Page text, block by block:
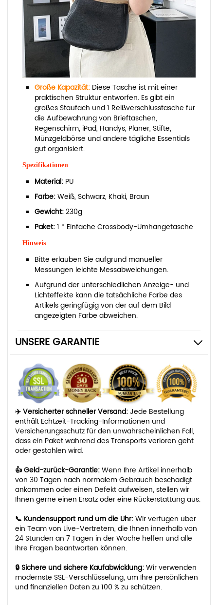
Große Kapazität: Diese Tasche ist mit einer
praktischen Struktur entworfen. Es gibt ein
großes Staufach und 1 Reißverschlusstasche für
die Aufbewahrung von Brieftaschen,
Regenschirm, iPad, Handys, Planer, Stifte,
Münzgeldbörse und andere tägliche Essentials
gut organisiert.
Spezifikationen
Material: PU
Farbe:Weiß, Schwarz, Khaki, Braun
Gewicht:230g
Paket:1 * Einfache Crossbody-Umhängetasche
Hinweis
Bitte erlauben Sie aufgrund manueller
Messungen leichte Messabweichungen.
Aufgrund der unterschiedlichen Anzeige- und
Lichteffekte kann die tatsächliche Farbe des
Artikels geringfügig von der auf dem Bild
angezeigten Farbe abweichen.
UNSERE GARANTIE
✈️ Versicherter schneller Versand:Jede Bestellung
enthält Echtzeit-Tracking-Informationen und
Versicherungsschutz für den unwahrscheinlichen Fall,
dass ein Paket während des Transports verloren geht
oder gestohlen wird.
👍 Geld-zurück-Garantie:Wenn Ihre Artikel innerhalb
von 30 Tagen nach normalem Gebrauch beschädigt
ankommen oder einen Defekt aufweisen, stellen wir
Ihnen gerne einen Ersatz oder eine Rückerstattung aus.
📞 Kundensupport rund um die Uhr:Wir verfügen über
ein Team von Live-Vertretern, die Ihnen innerhalb von
24 Stunden an 7 Tagen in der Woche helfen und alle
Ihre Fragen beantworten können.
🔒 Sichere und sichere Kaufabwicklung:Wir verwenden
modernste SSL-Verschlüsselung, um Ihre persönlichen
und finanziellen Daten zu 100 % zu schützen.